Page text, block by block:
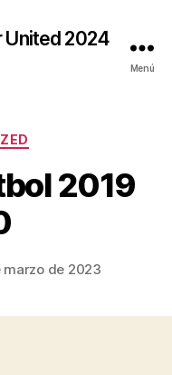
United 2024
Menú
2019
marzo de 2023